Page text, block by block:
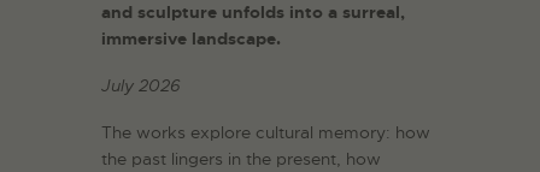
and sculpture unfolds into a surreal,
immersive landscape.
July 2026
The works explore cultural memory: how
the past lingers in the present, how